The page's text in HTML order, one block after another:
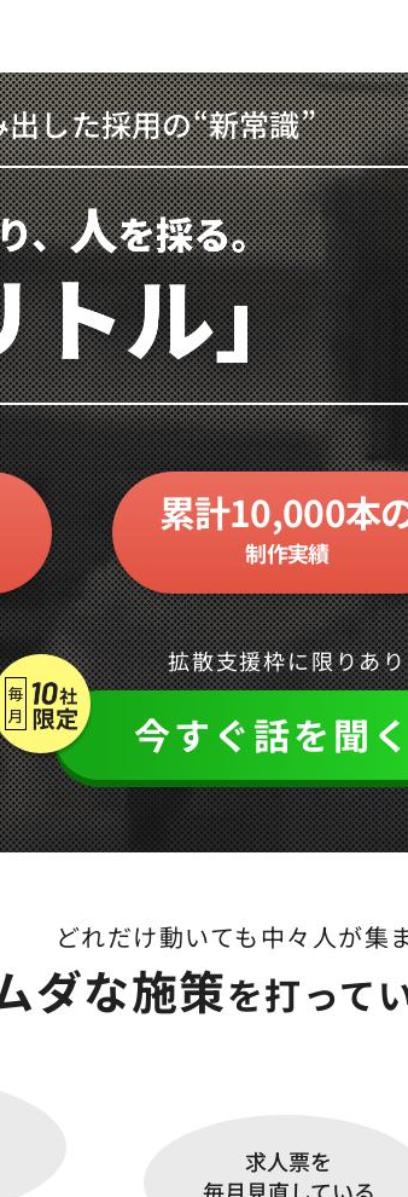
した採用の“新常識”
累計10,000本
制作実績
拡散支援枠に限りあり
今すぐ話を聞く
どれだけ動いても中々人が集
ダな施策を打って
求人票を
毎月見直している